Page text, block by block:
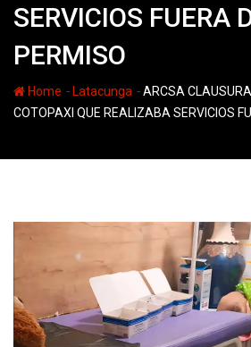
SERVICIOS FUERA
PERMISO
Home - Latacunga -ARCSA
COTOPAXI QUE REALIZABA SERVICIOS